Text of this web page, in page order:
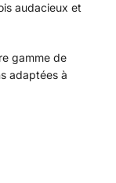
audacieux et
gamme de
adaptées à